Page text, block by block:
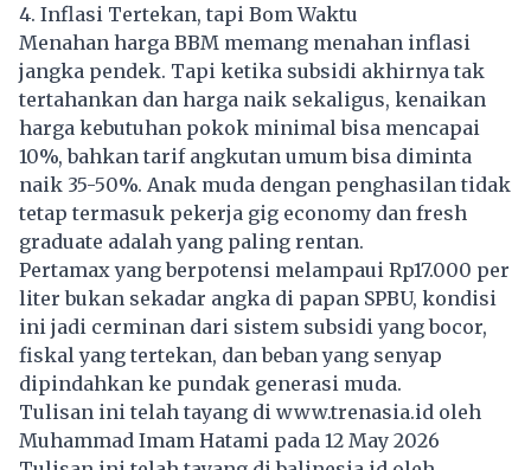
4. Inflasi Tertekan, tapi Bom Waktu
Menahan harga BBM memang menahan inflasi
jangka pendek. Tapi ketika subsidi akhirnya tak
tertahankan dan harga naik sekaligus, kenaikan
harga kebutuhan pokok minimal bisa mencapai
10%, bahkan tarif angkutan umum bisa diminta
naik 35-50%. Anak muda dengan penghasilan tidak
tetap termasuk pekerja gig economy dan fresh
graduate adalah yang paling rentan.
Pertamax yang berpotensi melampaui Rp17.000 per
liter bukan sekadar angka di papan SPBU, kondisi
ini jadi cerminan dari sistem subsidi yang bocor,
fiskal yang tertekan, dan beban yang senyap
dipindahkan ke pundak generasi muda.
Tulisan ini telah tayang di www.trenasia.id oleh
Muhammad Imam Hatami pada 12 May 2026